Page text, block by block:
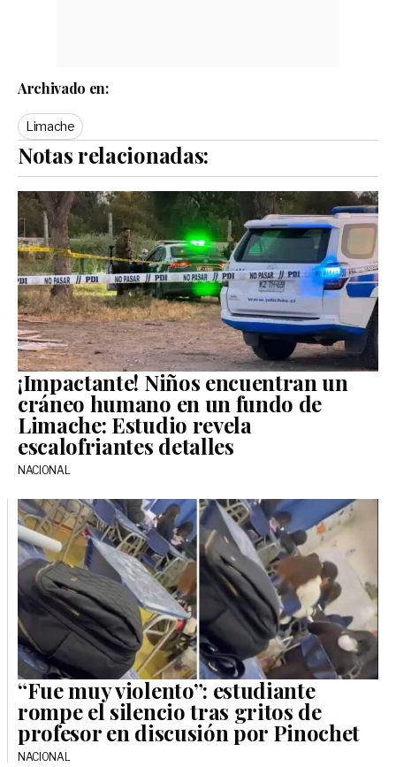
Archivado en:
Limache
Notas relacionadas:
¡Impactante! Niños encuentran un
cráneo humano en un fundo de
Limache: Estudio revela
escalofriantes detalles
NACIONAL
“Fue muy violento”: estudiante
rompe el silencio tras gritos de
profesor en discusión por Pinochet
NACIONAL